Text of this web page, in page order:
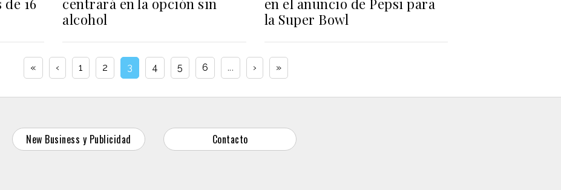
alcohol
la Super Bowl
« ‹ 1 2 3 4 5 6 ... › »
New Business y Publicidad Contacto